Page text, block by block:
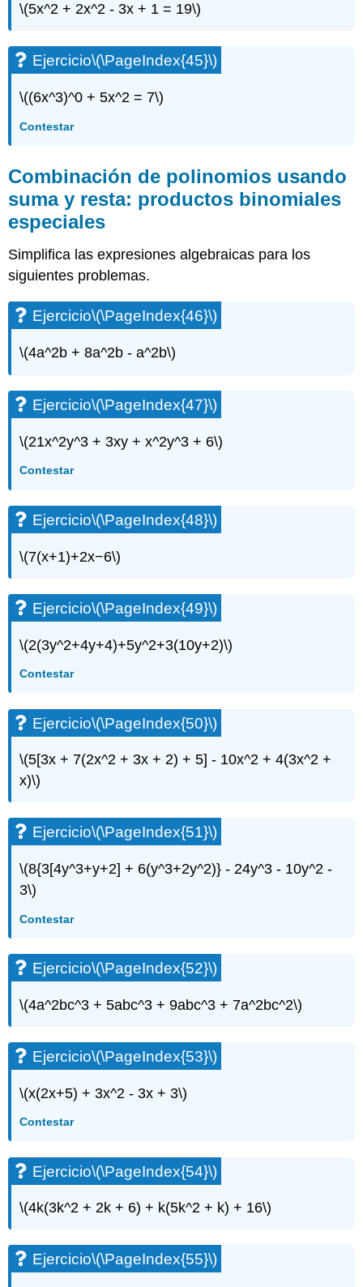
\(5x^2 + 2x^2 - 3x + 1 = 19\)
Ejercicio\(\PageIndex{45}\)
\((6x^3)^0 + 5x^2 = 7\)
Contestar
Combinación de polinomios usando
suma y resta: productos binomiales
especiales
Simplifica las expresiones algebraicas para los
siguientes problemas.
Ejercicio\(\PageIndex{46}\)
\(4a^2b + 8a^2b - a^2b\)
Ejercicio\(\PageIndex{47}\)
\(21x^2y^3 + 3xy + x^2y^3 + 6\)
Contestar
Ejercicio\(\PageIndex{48}\)
\(7(x+1)+2x−6\)
Ejercicio\(\PageIndex{49}\)
\(2(3y^2+4y+4)+5y^2+3(10y+2)\)
Contestar
Ejercicio\(\PageIndex{50}\)
\(5[3x + 7(2x^2 + 3x + 2) + 5] - 10x^2 + 4(3x^2 +
x)\)
Ejercicio\(\PageIndex{51}\)
\(8{3[4y^3+y+2] + 6(y^3+2y^2)} - 24y^3 - 10y^2 -
3\)
Contestar
Ejercicio\(\PageIndex{52}\)
\(4a^2bc^3 + 5abc^3 + 9abc^3 + 7a^2bc^2\)
Ejercicio\(\PageIndex{53}\)
\(x(2x+5) + 3x^2 - 3x + 3\)
Contestar
Ejercicio\(\PageIndex{54}\)
\(4k(3k^2 + 2k + 6) + k(5k^2 + k) + 16\)
Ejercicio\(\PageIndex{55}\)